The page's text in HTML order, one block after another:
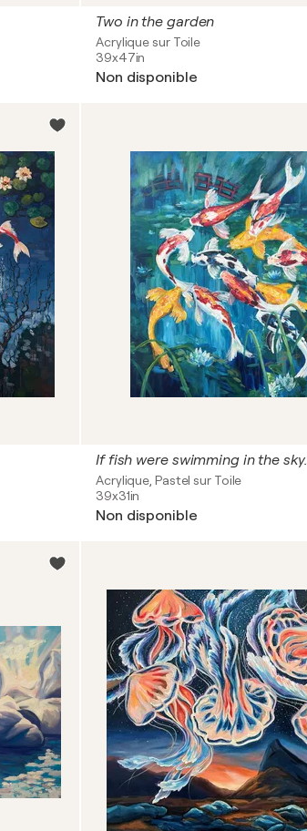
Two in the garden
Acrylique sur Toile
39x47in
Non disponible
If fish were swimming in the sky.
Acrylique, Pastel sur Toile
39x31in
Non disponible